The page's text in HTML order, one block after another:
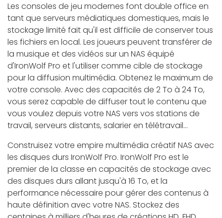
Les consoles de jeu modernes font double office en
tant que serveurs médiatiques domestiques, mais le
stockage limité fait qu'il est difficile de conserver tous
les fichiers en local. Les joueurs peuvent transférer de
la musique et des vidéos sur un NAS équipé
d'IronWolf Pro et l'utiliser comme cible de stockage
pour la diffusion multimédia. Obtenez le maximum de
votre console. Avec des capacités de 2 To à 24 To,
vous serez capable de diffuser tout le contenu que
vous voulez depuis votre NAS vers vos stations de
travail, serveurs distants, salarier en télétravail...
Construisez votre empire multimédia créatif NAS avec
les disques durs IronWolf Pro. IronWolf Pro est le
premier de la classe en capacités de stockage avec
des disques durs allant jusqu'à 16 To, et la
performance nécessaire pour gérer des contenus à
haute définition avec votre NAS. Stockez des